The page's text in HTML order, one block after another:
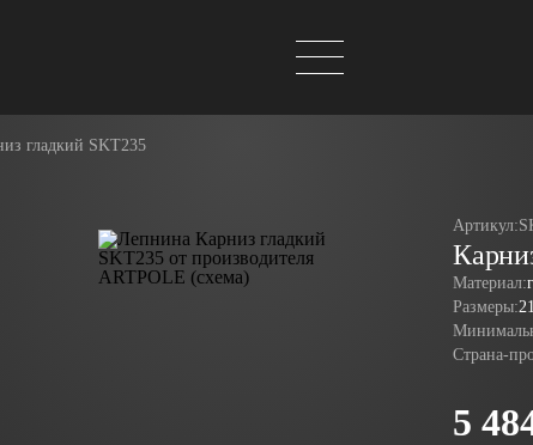
гладкий SKT235
Артикул:
Материал:
Размеры:
Страна-
5